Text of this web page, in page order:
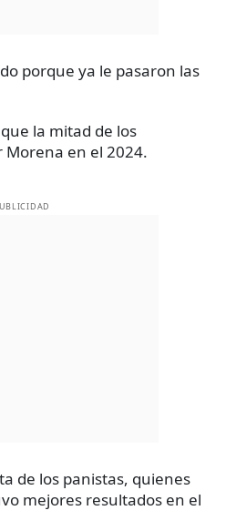
porque ya le pasaron las
la mitad de los
en el 2024.
de los panistas, quienes
mejores resultados en el